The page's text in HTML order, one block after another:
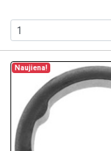
Naujiena!